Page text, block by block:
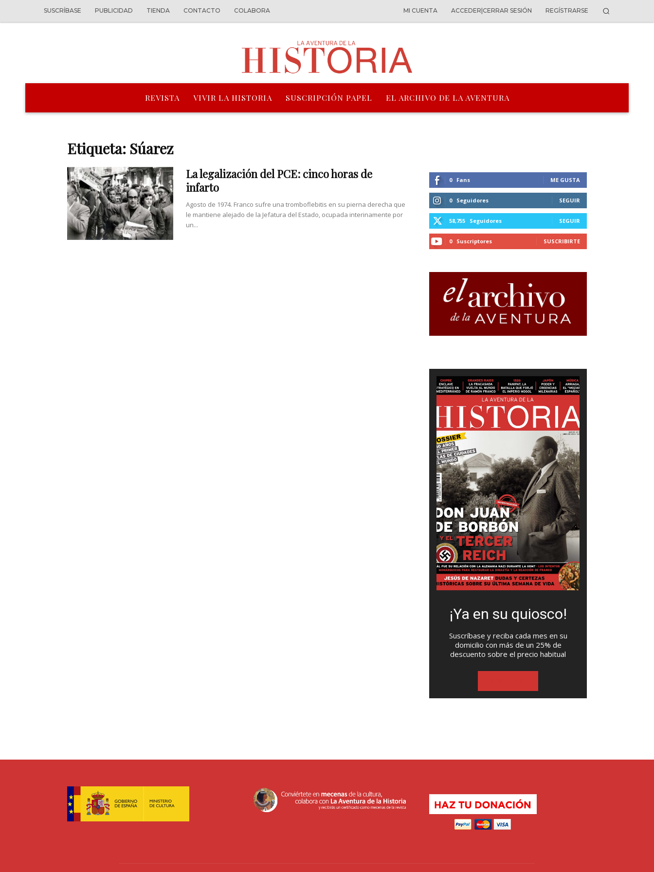
SUSCRÍBASE PUBLICIDAD TIENDA CONTACTO COLABORA MI CUENTA ACCEDER|CERRAR SESIÓN REGÍSTRARSE
REVISTA VIVIR LA HISTORIA SUSCRIPCIÓN PAPEL EL ARCHIVO DE LA AVENTURA
Etiqueta: Súarez
La legalización del PCE: cinco horas de
infarto
Agosto de 1974. Franco sufre una tromboflebitis en su pierna derecha que
le mantiene alejado de la Jefatura del Estado, ocupada interinamente por
un...
0 Fans ME GUSTA
0 Seguidores SEGUIR
58,755 Seguidores SEGUIR
0 Suscriptores SUSCRIBIRTE
¡Ya en su quiosco!
Suscríbase y reciba cada mes en su
domicilio con más de un 25% de
descuento sobre el precio habitual